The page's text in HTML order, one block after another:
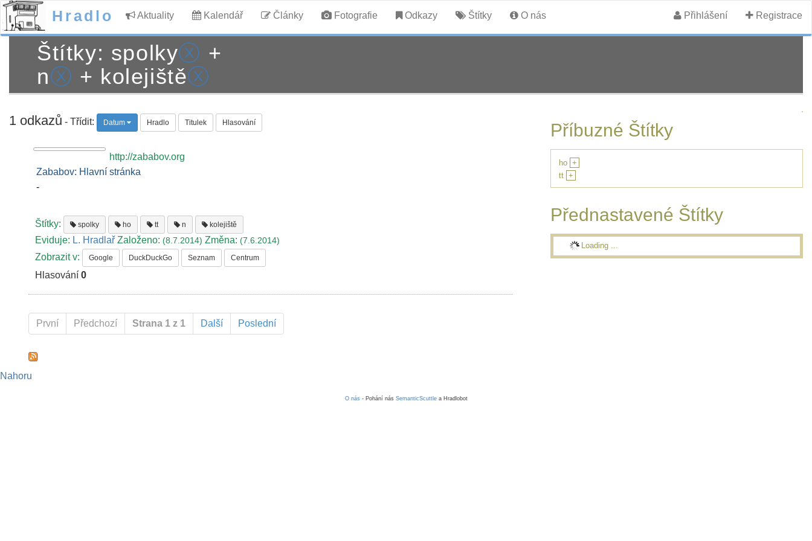
Hradlo Aktuality Kalendář Články Fotografie Odkazy Štítky O nás Přihlášení Registrace
Štítky: spolkyⓧ +
nⓧ + kolejištěⓧ
1 odkazů - Třídit: Datum Hradlo Titulek Hlasování
http://zababov.org
Zababov: Hlavní stránka
-
Štítky: spolky ho tt n kolejiště
Eviduje: L. Hradlař Založeno:(8.7.2014)Změna:(7.6.2014)
Zobrazit v: Google DuckDuckGo Seznam Centrum
Hlasování0
První Předchozí Strana 1 z 1 Další Poslední
Příbuzné Štítky
ho +
tt +
Přednastavené Štítky
Loading ...
Nahoru
O nás - Pohání nás SemanticScuttlea Hradlobot